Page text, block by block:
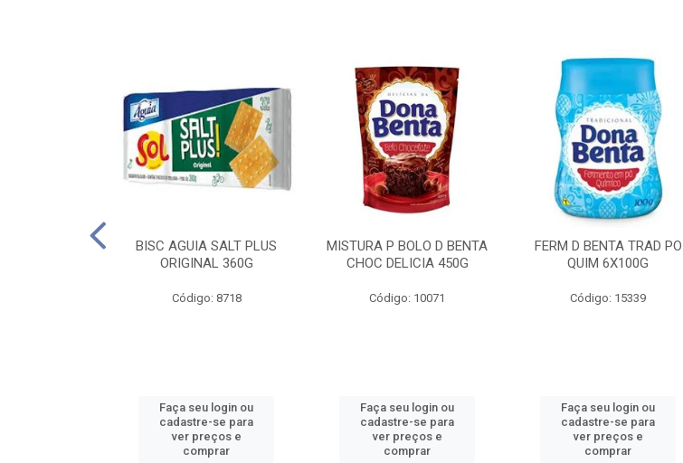
BISC AGUIA SALT PLUS
ORIGINAL 360G
Código: 8718
Faça seu login ou
cadastre-se para
ver preços e
comprar
MISTURA P BOLO D BENTA
CHOC DELICIA 450G
Código: 10071
Faça seu login ou
cadastre-se para
ver preços e
comprar
FERM D BENTA TRAD PO
QUIM 6X100G
Código: 15339
Faça seu login ou
cadastre-se para
ver preços e
comprar